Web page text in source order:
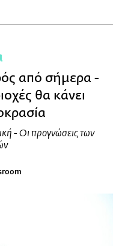
από σήμερα -
θα κάνει
- Οι προγνώσεις των